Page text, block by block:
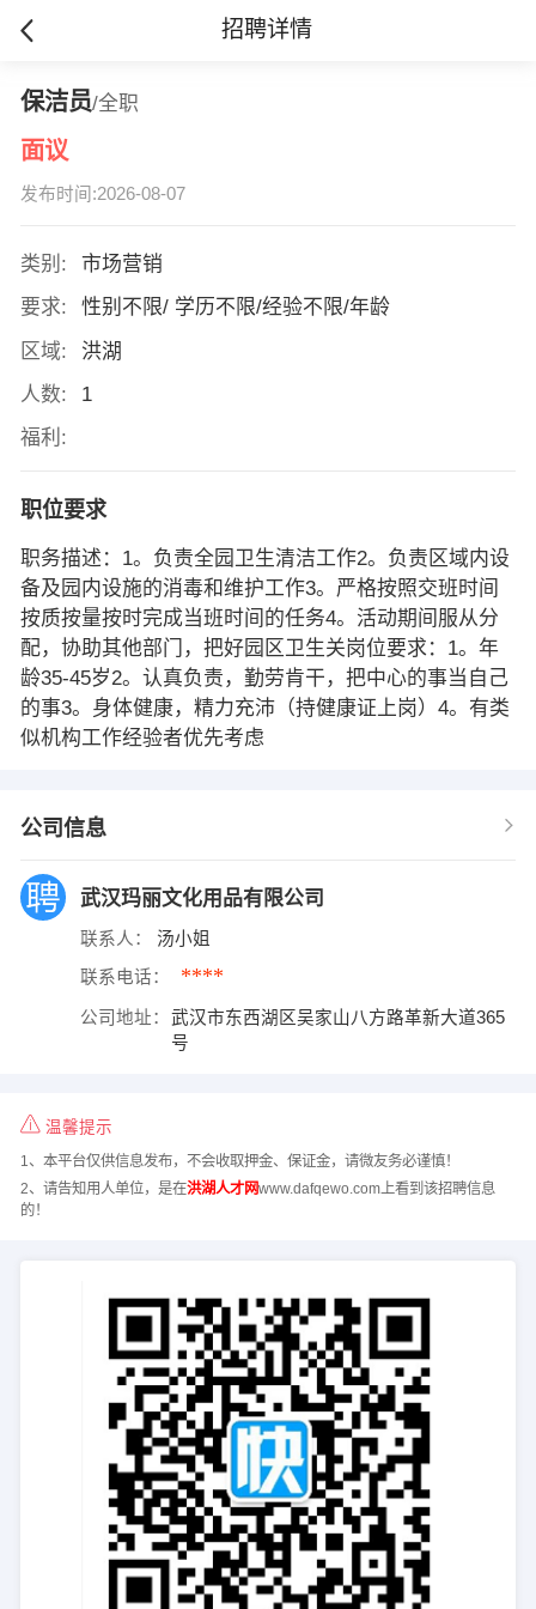
招聘详情
保洁员/全职
面议
发布时间:2026-08-07
类别:
市场营销
要求:
性别不限/ 学历不限/经验不限/年龄
区域:
洪湖
人数:
1
福利:
职位要求
职务描述：1。负责全园卫生清洁工作2。负责区域内设
备及园内设施的消毒和维护工作3。严格按照交班时间
按质按量按时完成当班时间的任务4。活动期间服从分
配，协助其他部门，把好园区卫生关岗位要求：1。年
龄35-45岁2。认真负责，勤劳肯干，把中心的事当自己
的事3。身体健康，精力充沛（持健康证上岗）4。有类
似机构工作经验者优先考虑
公司信息
武汉玛丽文化用品有限公司
联系人： 汤小姐
联系电话： ****
公司地址：
武汉市东西湖区吴家山八方路革新大道365
号
温馨提示
1、本平台仅供信息发布，不会收取押金、保证金，请微友务必谨慎！
2、请告知用人单位，是在洪湖人才网www.dafqewo.com上看到该招聘信息
的！